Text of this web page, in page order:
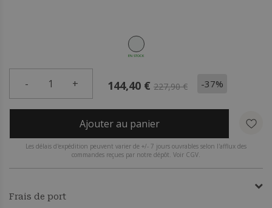
EN STOCK
- 1 + 144,40 € 227,90 € -37%
Ajouter au panier
Les délais d'expédition peuvent varier de +/- 7 jours ouvrables selon l'afflux des
commandes reçues par notre dépôt. Voir CGV.
Frais de port